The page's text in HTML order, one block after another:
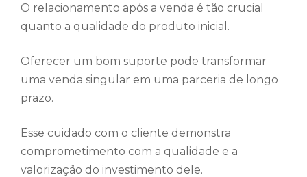
O relacionamento após a venda é tão crucial
quanto a qualidade do produto inicial.
Oferecer um bom suporte pode transformar
uma venda singular em uma parceria de longo
prazo.
Esse cuidado com o cliente demonstra
comprometimento com a qualidade e a
valorização do investimento dele.